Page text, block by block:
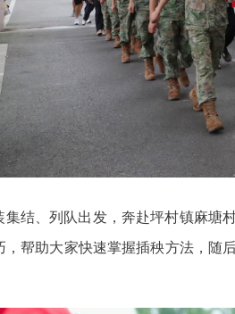
结、列队出发，奔赴坪村镇麻塘
帮助大家快速掌握插秧方法，随